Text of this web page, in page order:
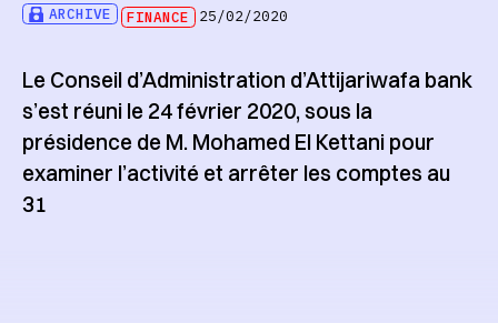
ARCHIVE FINANCE 25/02/2020
Le Conseil d’Administration d’Attijariwafa bank
s’est réuni le 24 février 2020, sous la
présidence de M. Mohamed El Kettani pour
examiner l’activité et arrêter les comptes au
31